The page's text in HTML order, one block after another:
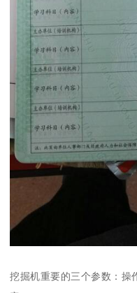
挖掘机重要的三个参数：操